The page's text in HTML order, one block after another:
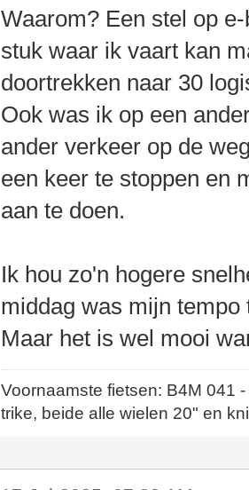
Waarom? Een stel op
stuk waar ik vaart kan
doortrekken naar 30
Ook was ik op een
ander verkeer op de
een keer te stoppen en
aan te doen.
Ik hou zo'n hogere
middag was mijn
Maar het is wel mooi
Voornaamste fietsen: B4M
trike, beide alle wielen 20" en